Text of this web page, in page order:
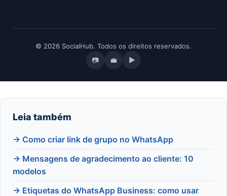
© 2026 SocialHub. Todos os direitos reservados.
📷 💼 ▶
Leia também
→ Como criar link de grupo no WhatsApp
→ Mensagens de agradecimento ao cliente: 10
modelos
→ Etiquetas do WhatsApp Business: como usar